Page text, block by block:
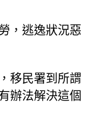
，逃逸狀況惡
移民署到所謂
辦法解決這個